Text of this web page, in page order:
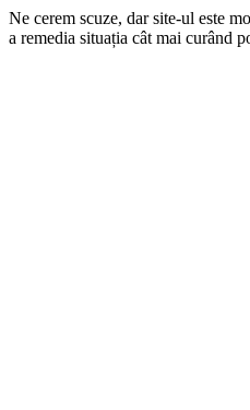
Ne cerem scuze, dar site-ul este
a remedia situația cât mai curând